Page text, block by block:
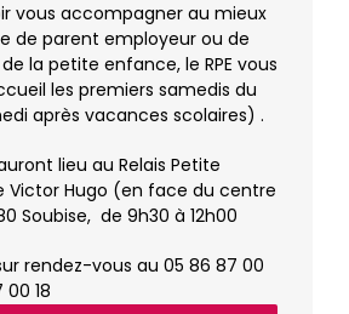
vous accompagner au mieux
de parent employeur ou de
la petite enfance, le RPE vous
les premiers samedis du
après vacances scolaires) .
lieu au Relais Petite
Victor Hugo (en face du centre
Soubise, de 9h30 à 12h00
rendez-vous au 05 86 87 00
00 18